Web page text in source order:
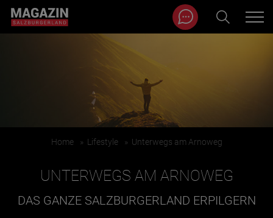
Magazin durchsuchen...
Home » Lifestyle » Unterwegs am Arnoweg
UNTERWEGS AM ARNOWEG
DAS GANZE SALZBURGERLAND ERPILGERN